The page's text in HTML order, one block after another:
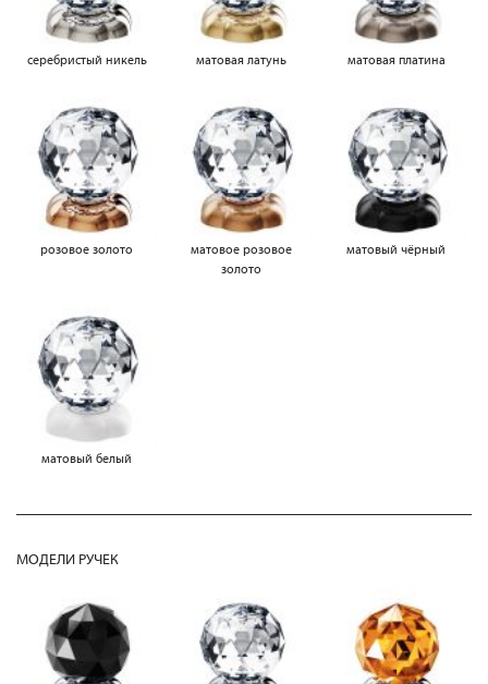
серебристый никель матовая латунь матовая платина
розовое золото
матовое розовое
золото
матовый чёрный
матовый белый
МОДЕЛИ РУЧЕК